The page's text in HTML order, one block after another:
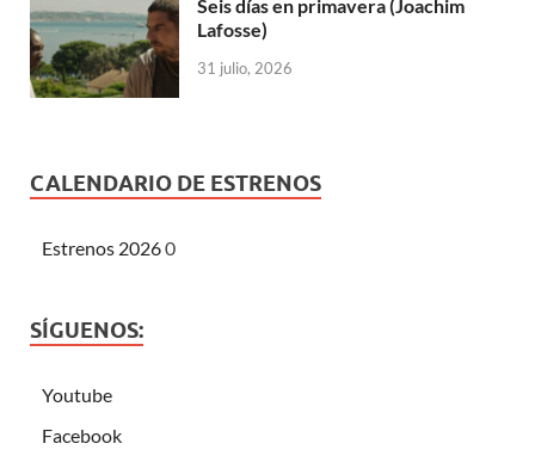
Seis días en primavera (Joachim
Lafosse)
31 julio, 2026
CALENDARIO DE ESTRENOS
Estrenos 20260
SÍGUENOS:
Youtube
Facebook